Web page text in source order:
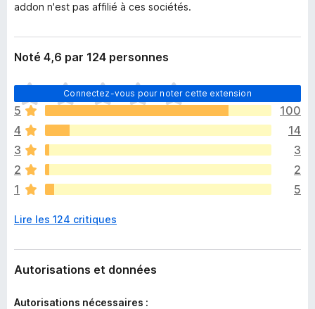
addon n'est pas affilié à ces sociétés.
Noté 4,6 par 124 personnes
Connectez-vous pour noter cette extension
I
l
n
’
y
a
a
u
u
e
n
t
5
100
4
14
3
3
2
2
1
5
Lire les 124 critiques
Autorisations et données
Autorisations nécessaires :